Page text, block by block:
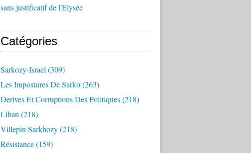
sans justificatif de l'Elysée
Catégories
Sarkozy-Israel (309)
Les Impostures De Sarko(263)
Derives Et Corruptions Des Politiques(218)
Liban (218)
Villepin Sarkhozy(218)
Résistance(159)